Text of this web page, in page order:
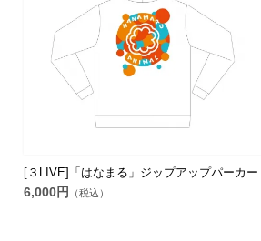
[３LIVE]「はなまる」ジップアップパーカー
6,000円 （税込）